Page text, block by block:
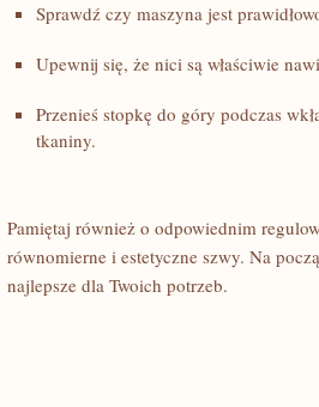
Sprawdź czy ⁤maszyna jest
Upewnij się, że nici są właściwie
Przenieś ⁢stopkę ‌do góry podczas
tkaniny.
Pamiętaj również o odpowiednim
⁤równomierne i estetyczne szwy. Na
najlepsze ‍dla Twoich potrzeb.